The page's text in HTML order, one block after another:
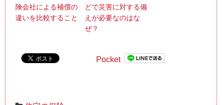
険会社による補償の
違いを比較すること
どで災害に対する備
えが必要なのはな
ぜ？
Pocket